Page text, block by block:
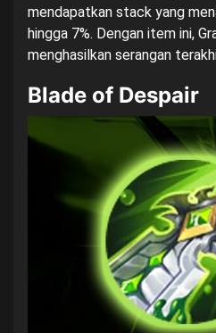
mendapatkan stack yang
hingga 7%. Dengan item ini,
menghasilkan serangan
Blade of Despair